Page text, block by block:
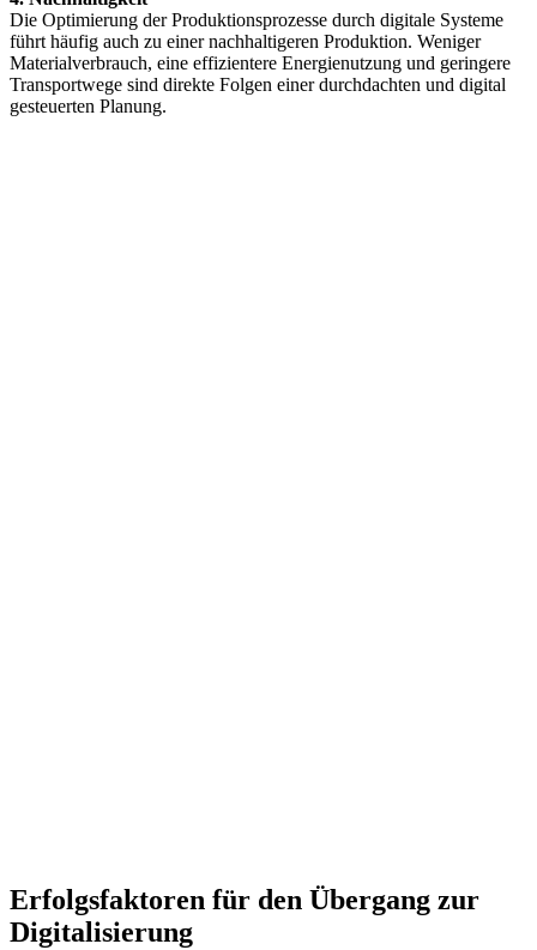
Die Optimierung der Produktionsprozesse durch digitale Systeme
führt häufig auch zu einer nachhaltigeren Produktion. Weniger
Materialverbrauch, eine effizientere Energienutzung und geringere
Transportwege sind direkte Folgen einer durchdachten und digital
gesteuerten Planung.
Erfolgsfaktoren für den Übergang zur
Digitalisierung